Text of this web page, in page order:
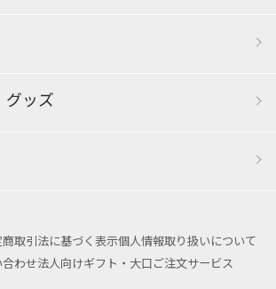
グッズ
取引法に基づく表示個人情報取り扱いについて
わせ法人向けギフト・大口ご注文サービス